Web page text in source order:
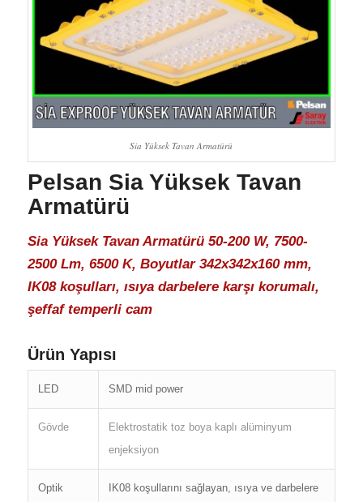
Sia Yüksek Tavan Armatürü
Pelsan Sia Yüksek Tavan
Armatürü
Sia Yüksek Tavan Armatürü 50-200 W, 7500-
2500 Lm, 6500 K, Boyutlar 342x342x160 mm,
IK08 koşulları, ısıya darbelere karşı korumalı,
şeffaf temperli cam
Ürün Yapısı
LED SMD mid power
Gövde
Elektrostatik toz boya kaplı alüminyum
enjeksiyon
Optik
IK08 koşullarını sağlayan, ısıya ve darbelere